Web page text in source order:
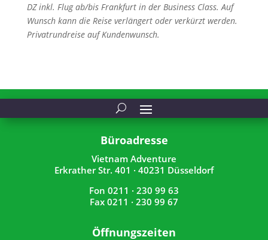
DZ inkl. Flug ab/bis Frankfurt in der Business Class. Auf
Wunsch kann die Reise verlängert oder verkürzt werden.
Privatrundreise auf Kundenwunsch.
Büroadresse
Vietnam Adventure
Erkrather Str. 401 · 40231 Düsseldorf
Fon 0211 · 230 99 63
Fax 0211 · 230 99 67
Öffnungszeiten